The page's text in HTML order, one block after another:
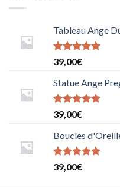
Tableau Ange
Note5sur
39,00€
Statue Ange
Note
sur 5
39,00€
Boucles
Note
39,00€